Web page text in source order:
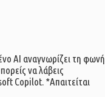
AI αναγνωρίζει τη φωνή
να λάβεις
Copilot. *Απαιτείται